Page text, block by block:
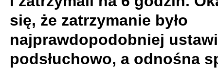
się, że zatrzymanie było
najprawdopodobniej
podsłuchowo, a odnośna